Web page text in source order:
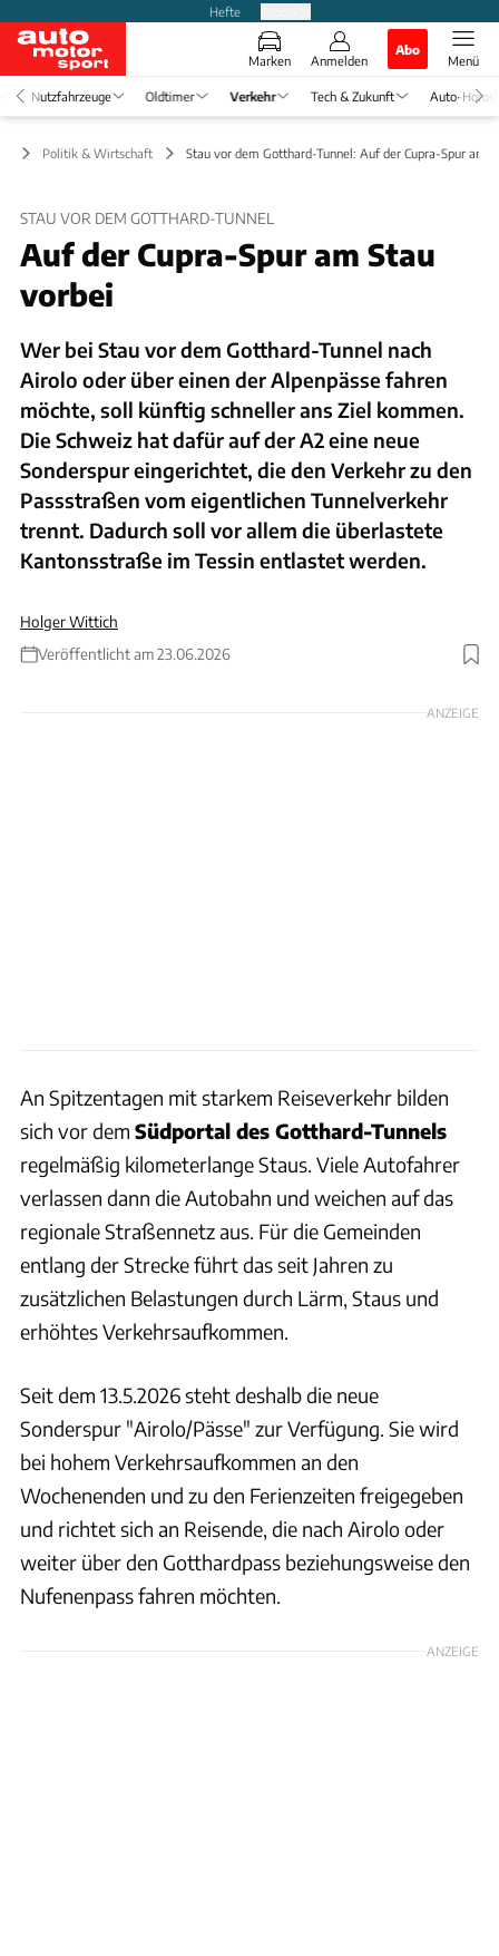
Hefte
Marken Anmelden
Abo
Menü
Nutzfahrzeuge Oldtimer Verkehr Tech & Zukunft Auto-
Politik & Wirtschaft Stau vor dem Gotthard-Tunnel: Auf der Cupra-Spur am
STAU VOR DEM GOTTHARD-TUNNEL
Auf der Cupra-Spur am Stau
vorbei
Wer bei Stau vor dem Gotthard-Tunnel nach
Airolo oder über einen der Alpenpässe fahren
möchte, soll künftig schneller ans Ziel kommen.
Die Schweiz hat dafür auf der A2 eine neue
Sonderspur eingerichtet, die den Verkehr zu den
Passstraßen vom eigentlichen Tunnelverkehr
trennt. Dadurch soll vor allem die überlastete
Kantonsstraße im Tessin entlastet werden.
Holger Wittich
Veröffentlicht am 23.06.2026
Foto: FABRICE COFFRINI via Getty Images
ANZEIGE
An Spitzentagen mit starkem Reiseverkehr bilden
sich vor dem Südportal des Gotthard-Tunnels
regelmäßig kilometerlange Staus. Viele Autofahrer
verlassen dann die Autobahn und weichen auf das
regionale Straßennetz aus. Für die Gemeinden
entlang der Strecke führt das seit Jahren zu
zusätzlichen Belastungen durch Lärm, Staus und
erhöhtes Verkehrsaufkommen.
Seit dem 13.5.2026 steht deshalb die neue
Sonderspur "Airolo/Pässe" zur Verfügung. Sie wird
bei hohem Verkehrsaufkommen an den
Wochenenden und zu den Ferienzeiten freigegeben
und richtet sich an Reisende, die nach Airolo oder
weiter über den Gotthardpass beziehungsweise den
Nufenenpass fahren möchten.
ANZEIGE